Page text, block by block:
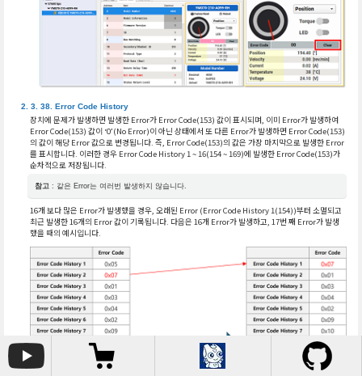
Error Code History
장치에 문제가 발생하면 발생한 Error가 Error Code(153) 값이 표시되며, 이미 Error가 발생하여
Error Code(153) 값이 ‘0’(No Error)이 아닌 상태에서 또 다른 Error가 발생하면 Error Code(153)
의 값이 해당 Error 값으로 변경됩니다. 즉, Error Code(153)의 값은 가장 마지막으로 발생한 Error
를 표시합니다. 이러한 경우 Error Code History 1 ~ 16(154 ~ 169)에 발생한 Error Code(153)가
순차적으로 저장됩니다.
참고 : 같은 Error는 여러번 발생하지 않습니다.
16개 보다 많은 Error가 발생했을 경우, 오래된 Error (Error Code History 1(154))부터 소멸되고
최근 발생한 16개의 Error 값이 기록됩니다. 다음은 16개 Error가 발생하고, 17번 째 Error가 발생
했을 때의 예시입니다.